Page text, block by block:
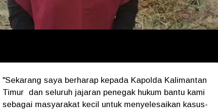
"Sekarang saya berharap kepada Kapolda Kalimantan
Timur dan seluruh jajaran penegak hukum bantu kami
sebagai masyarakat kecil untuk menyelesaikan kasus-